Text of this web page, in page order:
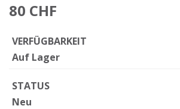
80 CHF
VERFÜGBARKEIT
Auf Lager
STATUS
Neu